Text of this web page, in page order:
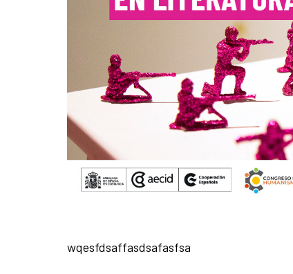
wqesfdsaffasdsafasfsa